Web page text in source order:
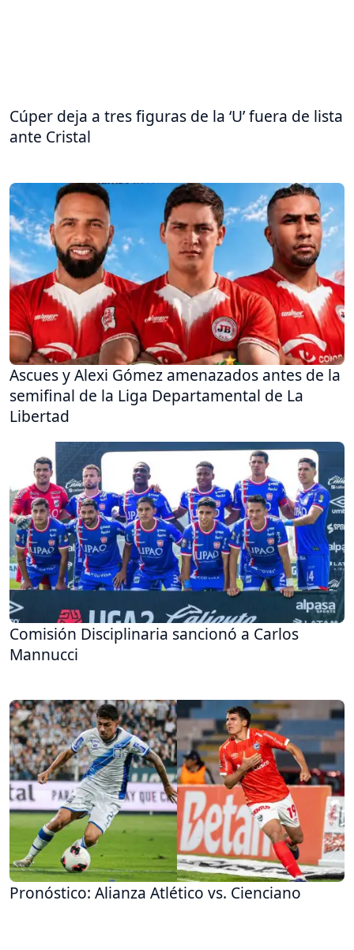
Cúper deja a tres figuras de la ‘U’ fuera de lista
ante Cristal
Ascues y Alexi Gómez amenazados antes de la
semifinal de la Liga Departamental de La
Libertad
Comisión Disciplinaria sancionó a Carlos
Mannucci
Pronóstico: Alianza Atlético vs. Cienciano